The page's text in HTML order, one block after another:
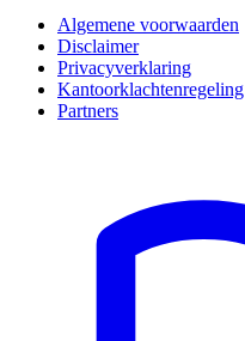
Algemene voorwaarden
Disclaimer
Privacyverklaring
Kantoorklachtenregeling
Partners